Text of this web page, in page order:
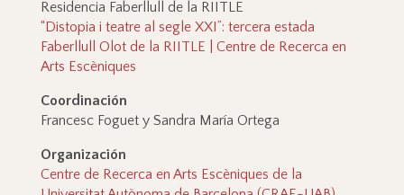
Residencia Faberllull de la RIITLE
“Distopia i teatre al segle XXI”: tercera estada
Faberllull Olot de la RIITLE | Centre de Recerca en
Arts Escèniques
Coordinación
Francesc Foguet y Sandra María Ortega
Organización
Centre de Recerca en Arts Escèniques de la